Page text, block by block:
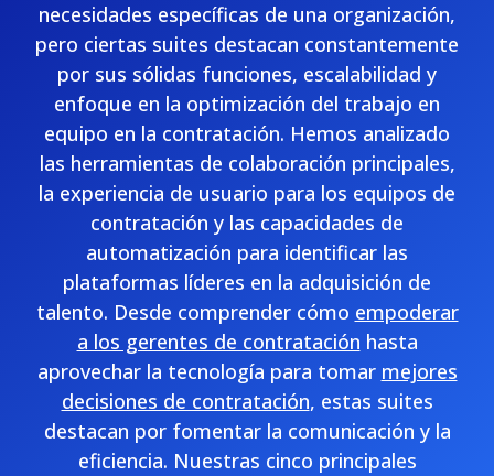
necesidades específicas de una organización,
pero ciertas suites destacan constantemente
por sus sólidas funciones, escalabilidad y
enfoque en la optimización del trabajo en
equipo en la contratación. Hemos analizado
las herramientas de colaboración principales,
la experiencia de usuario para los equipos de
contratación y las capacidades de
automatización para identificar las
plataformas líderes en la adquisición de
talento. Desde comprender cómo empoderar
a los gerentes de contratación hasta
aprovechar la tecnología para tomar mejores
decisiones de contratación, estas suites
destacan por fomentar la comunicación y la
eficiencia. Nuestras cinco principales